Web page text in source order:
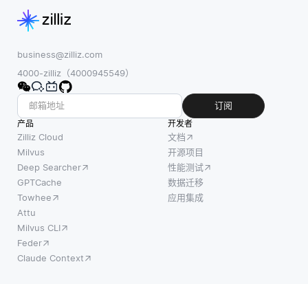
business@zilliz.com
4000-zilliz（4000945549）
订阅
产品
Zilliz Cloud
Milvus
Deep Searcher
GPTCache
Towhee
Attu
Milvus CLI
Feder
Claude Context
开发者
文档
开源项目
性能测试
数据迁移
应用集成